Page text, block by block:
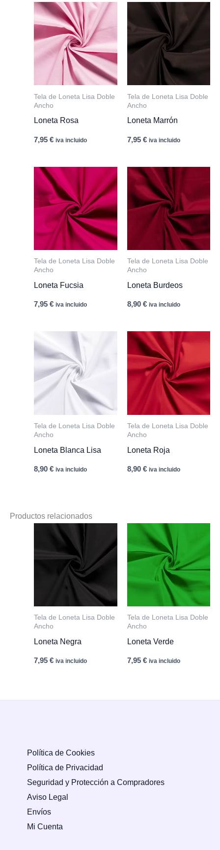
Tela de Loneta Lisa Doble
Ancho
Loneta Rosa
7,95€ iva incluido
Tela de Loneta Lisa Doble
Ancho
Loneta Marrón
7,95 € iva incluido
Tela de Loneta Lisa Doble
Ancho
Loneta Fucsia
7,95€ iva incluido
Tela de Loneta Lisa Doble
Ancho
Loneta Burdeos
8,90 € iva incluido
Tela de Loneta Lisa Doble
Ancho
Loneta Blanca Lisa
8,90€ iva incluido
Tela de Loneta Lisa Doble
Ancho
Loneta Roja
8,90 € iva incluido
Productos relacionados
Tela de Loneta Lisa Doble
Ancho
Loneta Negra
7,95€ iva incluido
Tela de Loneta Lisa Doble
Ancho
Loneta Verde
7,95 € iva incluido
Política de Cookies
Política de Privacidad
Seguridad y Protección a Compradores
Aviso Legal
Envíos
Mi Cuenta